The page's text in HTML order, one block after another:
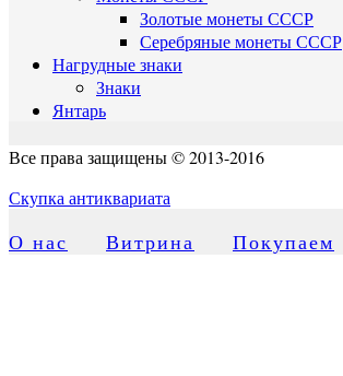
Золотые монеты СССР
Серебряные монеты СССР
Нагрудные знаки
Знаки
Янтарь
Все права защищены © 2013-2016
Скупка антиквариата
О нас Витрина Покупаем